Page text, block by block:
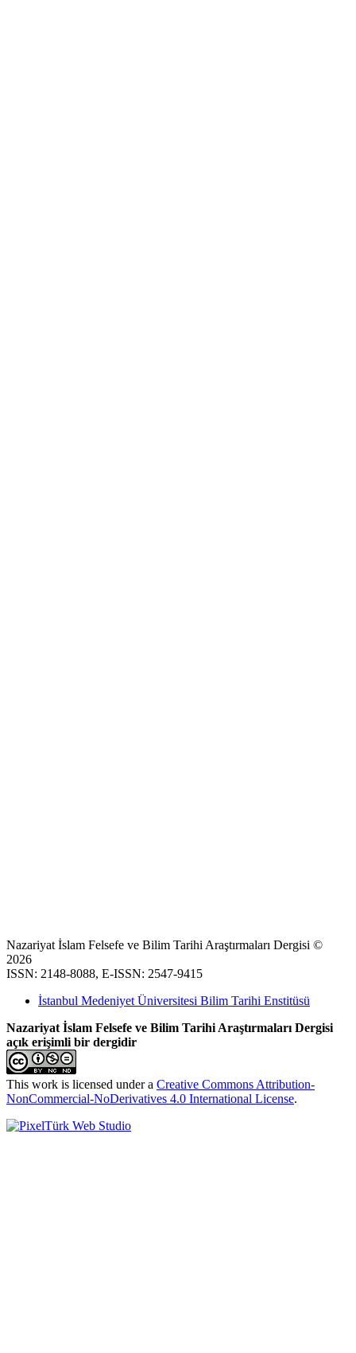
Nazariyat İslam Felsefe ve Bilim Tarihi Araştırmaları Dergisi ©
2026
ISSN: 2148-8088, E-ISSN: 2547-9415
İstanbul Medeniyet Üniversitesi Bilim Tarihi Enstitüsü
Nazariyat İslam Felsefe ve Bilim Tarihi Araştırmaları Dergisi
açık erişimli bir dergidir
This work is licensed under a Creative Commons Attribution-
NonCommercial-NoDerivatives 4.0 International License.